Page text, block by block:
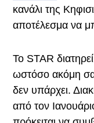
κανάλι της
αποτέλεσμα να
Το STAR
ωστόσο ακόμη
δεν υπάρχει.
από τον